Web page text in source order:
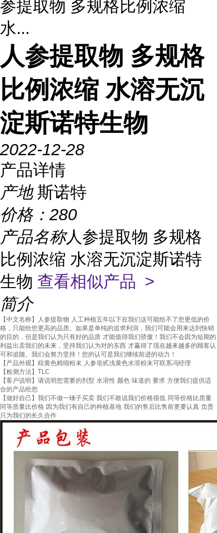
参提取物 多规格比例浓缩
水...
人参提取物 多规格
比例浓缩 水溶无沉
淀斯诺特生物
2022-12-28
产品详情
产地 斯诺特
价格： 280
产品名称人参提取物 多规格
比例浓缩 水溶无沉淀斯诺特
生物 查看相似产品 >
简介
【中文名称】人参提取物 人工种植五年以下在我们这可能给不了您更低的价
格，只能给您更高的品质。如果是单纯的追求利润，我们可能会用来达到快销
的目的，但是我们认为只有好的品质 才能值得我们骄傲！我们不会因为短期的
利益出卖我们的未来，坚持我们认为对的东西 才赢得了现在越来越多的顾客认
可和追随。我们会努力坚持！您的认可是我们继续前进的动力！
【产品外观】棕黄色精细粉末 人参皂甙浅黄色水溶粉末可联系冯经理
【检测方法】TLC
【客户说明】请说明您需要的剂型 水溶性 颜色 味道的 要求 方便我们提供适
合的产品给您
【做好自己】我们不做一锤子买卖 我们不敢说我们价格很低 同等价格比质量
同等质量比价格 因为我们有自己的种植基地 我们的售后比售前更要认真 负责
只为我们的长久合作